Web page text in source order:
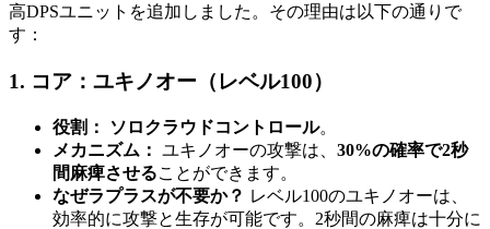
高DPSユニットを追加しました。その理由は以下の通りで
す：
1. コア：ユキノオー（レベル100）
役割： ソロクラウドコントロール。
メカニズム： ユキノオーの攻撃は、 30%の確率で2秒
間麻痺させることができます。
なぜラプラスが不要か？ レベル100のユキノオーは、
効率的に攻撃と生存が可能です。2秒間の麻痺は十分に